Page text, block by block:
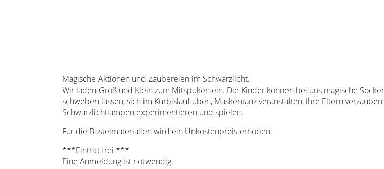
Magische Aktionen und Zaubereien im Schwarzlicht.
Wir laden Groß und Klein zum Mitspuken ein. Die Kinder können bei uns magische
schweben lassen, sich im Kürbislauf üben, Maskentanz veranstalten, ihre Eltern
Schwarzlichtlampen experimentieren und spielen.
Für die Bastelmaterialien wird ein Unkostenpreis erhoben.
***Eintritt frei ***
Eine Anmeldung ist notwendig.